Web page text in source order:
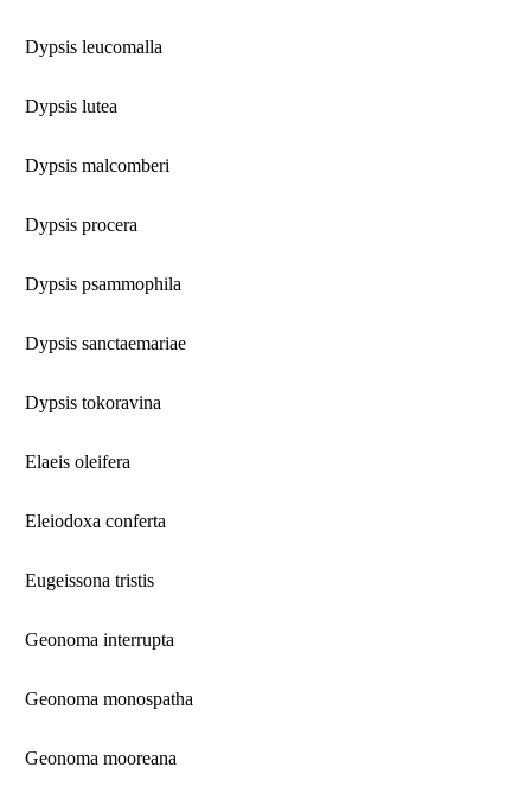
Dypsis leucomalla
Dypsis lutea
Dypsis malcomberi
Dypsis procera
Dypsis psammophila
Dypsis sanctaemariae
Dypsis tokoravina
Elaeis oleifera
Eleiodoxa conferta
Eugeissona tristis
Geonoma interrupta
Geonoma monospatha
Geonoma mooreana